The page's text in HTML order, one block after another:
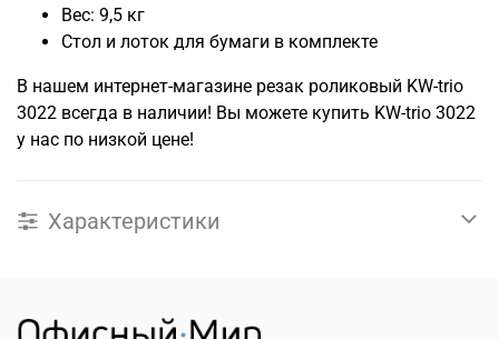
Вес: 9,5 кг
Стол и лоток для бумаги в комплекте
В нашем интернет-магазине резак роликовый KW-trio
3022 всегда в наличии! Вы можете купить KW-trio 3022
у нас по низкой цене!
Характеристики